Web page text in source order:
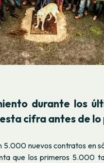
durante los
cifra antes de
5.000 nuevos contratos en
que los primeros 5.000